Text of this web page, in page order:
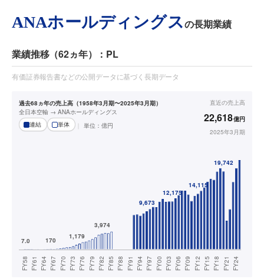
ANAホールディングスの長期業績
業績推移（62ヵ年）：PL
有価証券報告書などの公開データに基づく長期データ
過去68ヵ年の売上高（1958年3月期〜2025年3月期）
全日本空輸 → ANAホールディングス
連結
単体 単位： 億円
直近の売上高
22,618億円
2025年3月期